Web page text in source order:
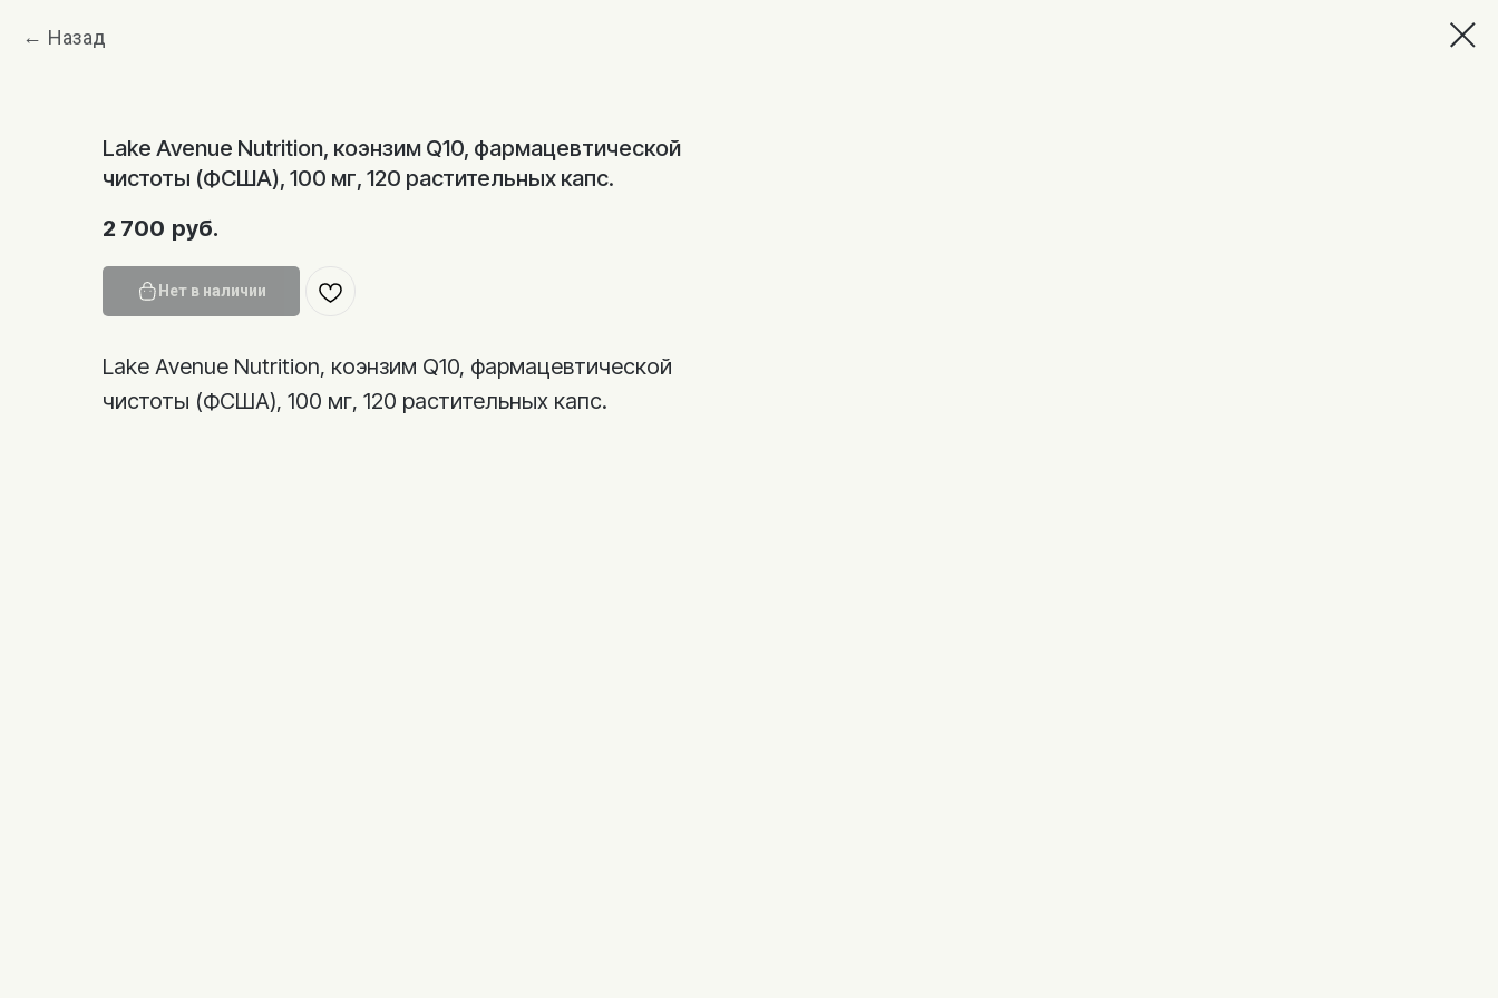
Назад
Lake Avenue Nutrition, коэнзим Q10, фармацевтической
чистоты (ФСША), 100 мг, 120 растительных капс.
2 700 руб.
Нет в наличии
Lake Avenue Nutrition, коэнзим Q10, фармацевтической
чистоты (ФСША), 100 мг, 120 растительных капс.